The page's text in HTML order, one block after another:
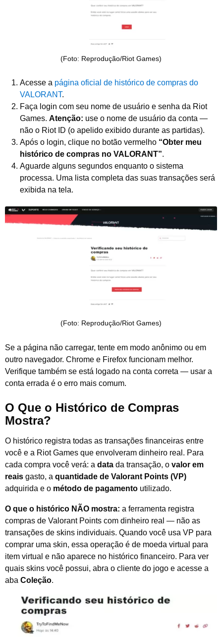
(Foto: Reprodução/Riot Games)
Acesse a página oficial de histórico de compras do
VALORANT.
Faça login com seu nome de usuário e senha da Riot
Games. Atenção: use o nome de usuário da conta —
não o Riot ID (o apelido exibido durante as partidas).
Após o login, clique no botão vermelho “Obter meu
histórico de compras no VALORANT”.
Aguarde alguns segundos enquanto o sistema
processa. Uma lista completa das suas transações será
exibida na tela.
(Foto: Reprodução/Riot Games)
Se a página não carregar, tente em modo anônimo ou em
outro navegador. Chrome e Firefox funcionam melhor.
Verifique também se está logado na conta correta — usar a
conta errada é o erro mais comum.
O Que o Histórico de Compras
Mostra?
O histórico registra todas as transações financeiras entre
você e a Riot Games que envolveram dinheiro real. Para
cada compra você verá: a data da transação, o valor em
reais gasto, a quantidade de Valorant Points (VP)
adquirida e o método de pagamento utilizado.
O que o histórico NÃO mostra: a ferramenta registra
compras de Valorant Points com dinheiro real — não as
transações de skins individuais. Quando você usa VP para
comprar uma skin, essa operação é de moeda virtual para
item virtual e não aparece no histórico financeiro. Para ver
quais skins você possui, abra o cliente do jogo e acesse a
aba Coleção.